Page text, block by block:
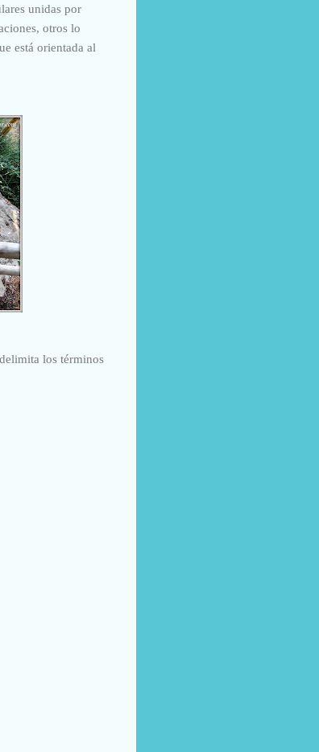
unidas por
otros lo
está orientada al
los términos